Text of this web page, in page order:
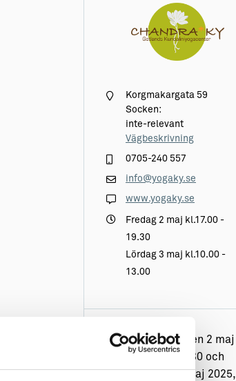
Korgmakargata 59
Socken:
inte-relevant
Vägbeskrivning
0705-240 557
info@yogaky.se
www.yogaky.se
Fredag 2 maj kl.17.00 -
19.30
Lördag 3 maj kl.10.00 -
13.00
Datum: Fredag den 2 maj
2025, kl. 17 - 19.30 och
lördagen den 3 maj 2025,